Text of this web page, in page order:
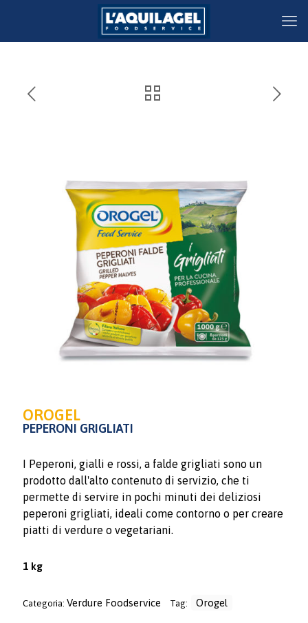
OROGEL
PEPERONI GRIGLIATI
I Peperoni, gialli e rossi, a falde grigliati sono un
prodotto dall'alto contenuto di servizio, che ti
permette di servire in pochi minuti dei deliziosi
peperoni grigliati, ideali come contorno o per creare
piatti di verdure o vegetariani.
1 kg
Categoria: Verdure Foodservice Tag: Orogel